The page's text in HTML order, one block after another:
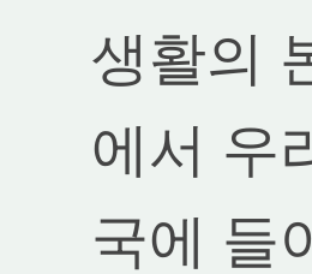
생활의
에서 우
국에 들